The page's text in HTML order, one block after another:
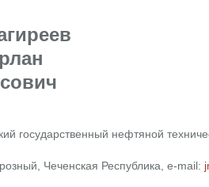
государственный нефтяной
Чеченская Республика, e-mail: